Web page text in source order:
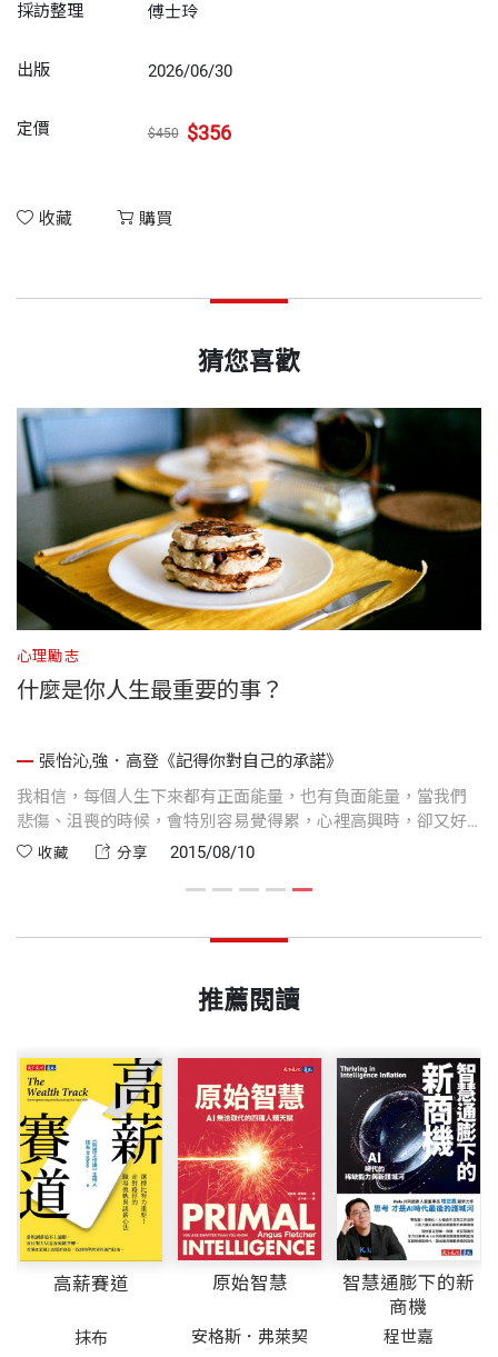
採訪整理 傅士玲
出版 2026/06/30
定價 $450 $356
收藏 購買
猜您喜歡
心理勵志
什麼是你人生最重要的事？
張怡沁,強．高登《記得你對自己的承諾》
我相信，每個人生下來都有正面能量，也有負面能量，當我們
悲傷、沮喪的時候，會特別容易覺得累，心裡高興時，卻又好
像怎麼樣都不會累，這就是正面思考的力量。
收藏 分享 2015/08/10
推薦閱讀
高薪賽道
抹布
原始智慧
安格斯．弗萊契
智慧通膨下的新
商機
程世嘉